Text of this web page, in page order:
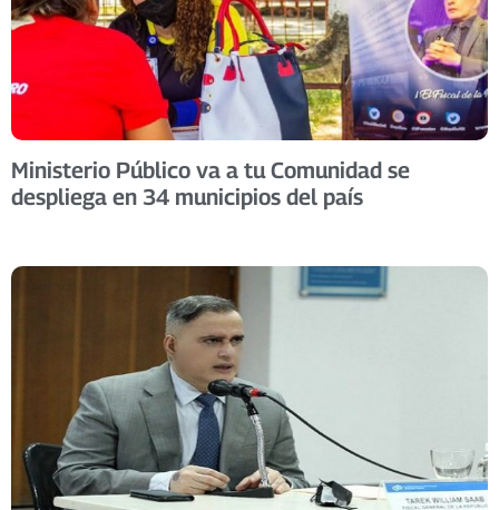
Ministerio Público va a tu Comunidad se
despliega en 34 municipios del país